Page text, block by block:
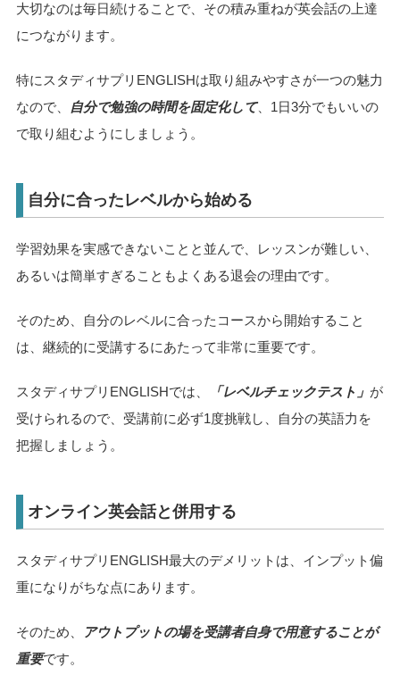
大切なのは毎日続けることで、その積み重ねが英会話の上達
につながります。
特にスタディサプリENGLISHは取り組みやすさが一つの魅力
なので、
自分で勉強の時間を固定化して、1日3分でもいいの
で取り組むようにしましょう。
自分に合ったレベルから始める
学習効果を実感できないことと並んで、レッスンが難しい、
あるいは簡単すぎることもよくある退会の理由です。
そのため、自分のレベルに合ったコースから開始すること
は、継続的に受講するにあたって非常に重要です。
スタディサプリENGLISHでは、 「レベルチェックテスト」 が
受けられるので、受講前に必ず1度挑戦し、自分の英語力を
把握しましょう。
オンライン英会話と併用する
スタディサプリENGLISH最大のデメリットは、インプット偏
重になりがちな点にあります。
そのため、
アウトプットの場を受講者自身で用意することが
重要です。